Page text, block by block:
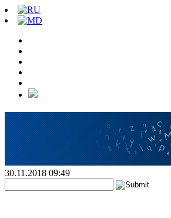
30.11.2018 09:49